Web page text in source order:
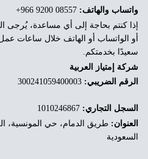
واتساب والهاتف:
إذا كنتم بحاجة إلى أي مساعدة، يُرجى
أو الواتساب أو الهاتف خلال ساعات
سعيدًا بخدمتكم.
شركة إمتياز العربية
الرقم الضريبي:
السجل التجاري:
العنوان:
السعودية